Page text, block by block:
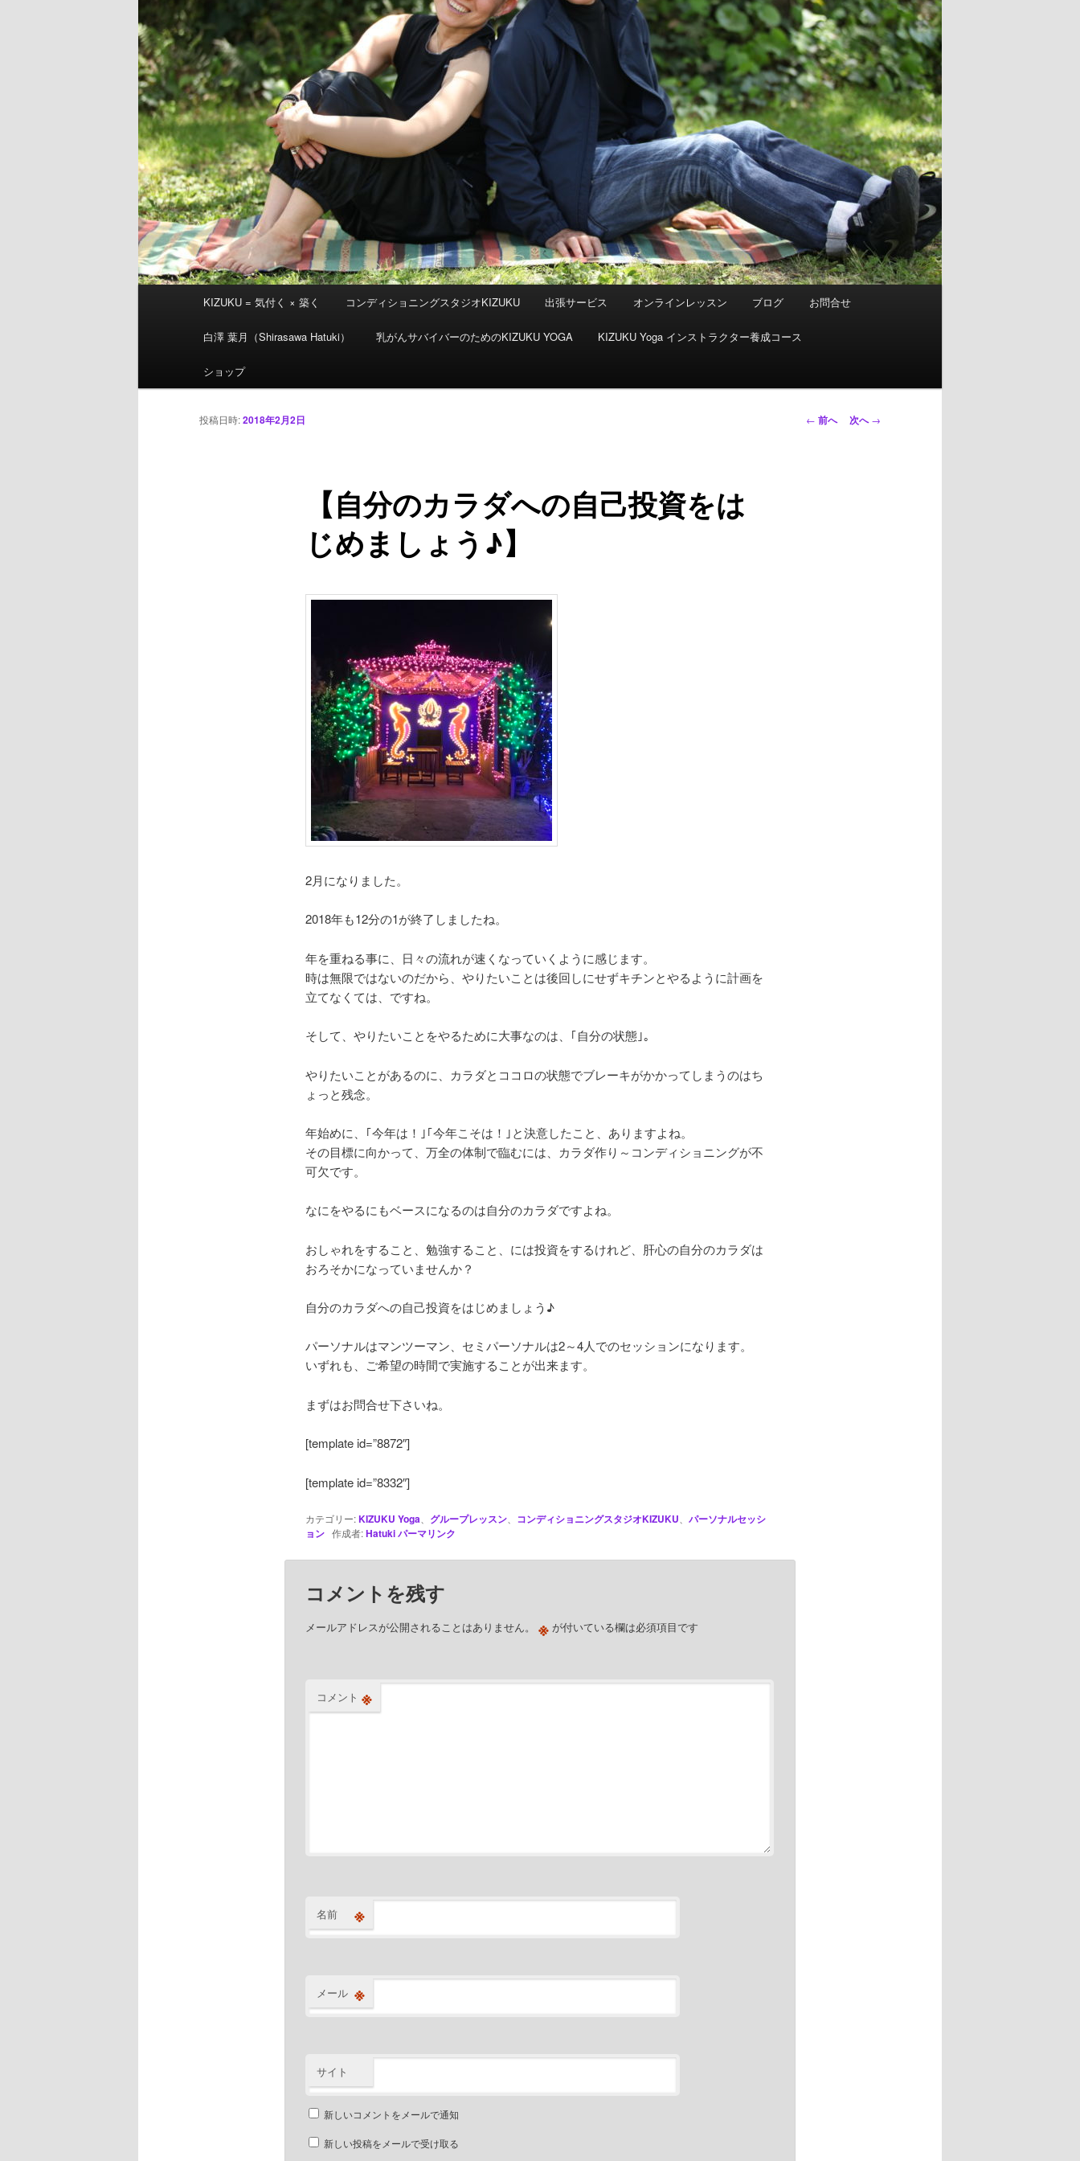
ュ
KIZUKU = 気付く × 築く コンディショニングスタジオKIZUKU 出張サービス オンラインレッスン ブログ お問合せ
白澤 葉月（Shirasawa Hatuki） 乳がんサバイバーのためのKIZUKU YOGA KIZUKU Yoga インストラクター養成コース
ショップ
投
← 前へ 次へ→
【自分のカラダへの自己投資をは
じめましょう♪】
投稿日時:2018年2月2日
2月になりました。
2018年も12分の1が終了しましたね。
年を重ねる事に、日々の流れが速くなっていくように感じます。
時は無限ではないのだから、やりたいことは後回しにせずキチンとやるように計画を
立てなくては、ですね。
そして、やりたいことをやるために大事なのは、｢自分の状態｣。
やりたいことがあるのに、カラダとココロの状態でブレーキがかかってしまうのはち
ょっと残念。
年始めに、｢今年は！｣｢今年こそは！｣と決意したこと、ありますよね。
その目標に向かって、万全の体制で臨むには、カラダ作り～コンディショニングが不
可欠です。
なにをやるにもベースになるのは自分のカラダですよね。
おしゃれをすること、勉強すること、には投資をするけれど、肝心の自分のカラダは
おろそかになっていませんか？
自分のカラダへの自己投資をはじめましょう♪
パーソナルはマンツーマン、セミパーソナルは2～4人でのセッションになります。
いずれも、ご希望の時間で実施することが出来ます。
まずはお問合せ下さいね。
[template id=”8872″]
[template id=”8332″]
カテゴリー:KIZUKU Yoga グループレッスン、 コンディショニングスタジオKIZUKU
パーソナルセッシ
ョン作成者:Hatukiパーマリンク
コメントを残す
メールアドレスが公開されることはありません。 ※が付いている欄は必須項目です
コメント ※
名前 ※
メール ※
サイト
新しいコメントをメールで通知
新しい投稿をメールで受け取る